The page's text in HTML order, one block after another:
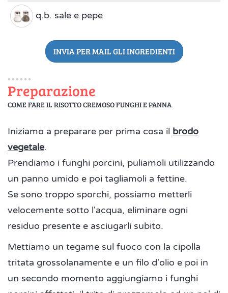
q.b. sale e pepe
INVIA PER MAIL GLI INGREDIENTI
Preparazione
COME FARE IL RISOTTO CREMOSO FUNGHI E PANNA
Iniziamo a preparare per prima cosa il brodo
vegetale.
Prendiamo i funghi porcini, puliamoli utilizzando
un panno umido e poi tagliamoli a fettine.
Se sono troppo sporchi, possiamo metterli
velocemente sotto l'acqua, eliminare ogni
residuo presente e asciugarli subito.
Mettiamo un tegame sul fuoco con la cipolla
tritata grossolanamente e un filo d'olio e poi in
un secondo momento aggiungiamo i funghi